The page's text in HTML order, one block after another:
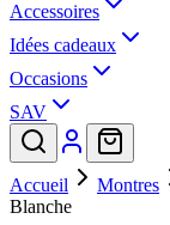
Accessoires
Idées cadeaux
Occasions
SAV
Accueil Montres
Blanche